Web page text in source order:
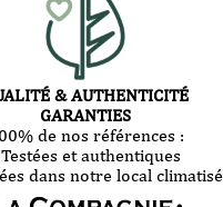
& AUTHENTICITÉ
GARANTIES
de nos références :
et authentiques
dans notre local climatisé